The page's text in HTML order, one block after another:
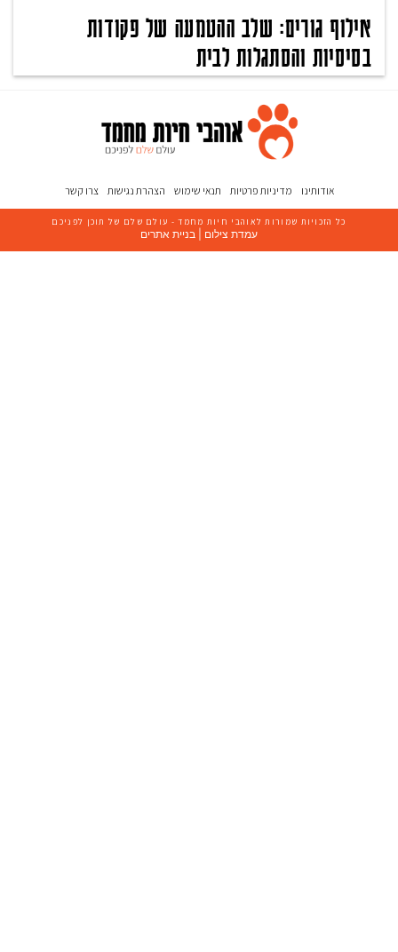
אילוף גורים: שלב ההטמעה של פקודות
בסיסיות והסתגלות לבית
אודותינו מדיניות פרטיות תנאי שימוש הצהרת נגישות צרו קשר
כל הזכויות שמורות לאוהבי חיות מחמד - עולם שלם של תוכן לפניכם
עמדת צילום בניית אתרים